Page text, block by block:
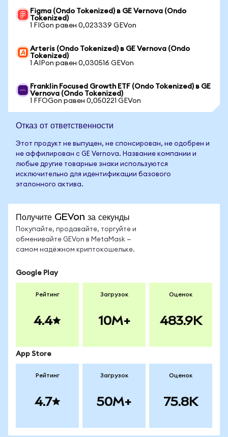
Figma (Ondo Tokenized) в GE Vernova (Ondo
Tokenized)
1 FIGon равен 0,023339 GEVon
Arteris (Ondo Tokenized) в GE Vernova (Ondo
Tokenized)
1 AIPon равен 0,030516 GEVon
Franklin Focused Growth ETF (Ondo Tokenized) в GE
Vernova (Ondo Tokenized)
1 FFOGon равен 0,050221 GEVon
Отказ от ответственности
Этот продукт не выпущен, не спонсирован, не одобрен и
не аффилирован с GE Vernova. Название компании и
любые другие товарные знаки используются
исключительно для идентификации базового
эталонного актива.
Получите GEVon за секунды
Покупайте, продавайте, торгуйте и
обменивайте GEVon в MetaMask —
самом надёжном криптокошельке.
Google Play
Рейтинг
4.4
Загрузок
10M+
Оценок
483.9K
App Store
Рейтинг
4.7
Загрузок
50M+
Оценок
75.8K